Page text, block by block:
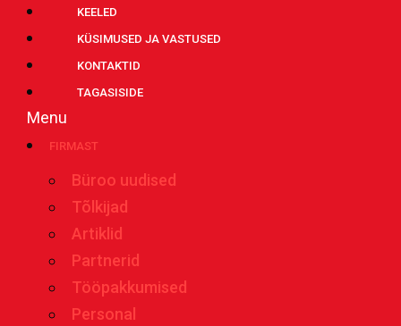
KEELED
KÜSIMUSED JA VASTUSED
KONTAKTID
TAGASISIDE
Menu
FIRMAST
Büroo uudised
Tõlkijad
Artiklid
Partnerid
Tööpakkumised
Personal